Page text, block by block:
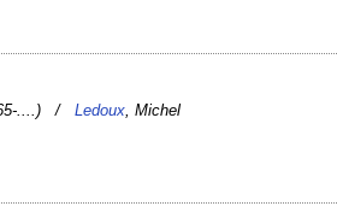
....) /Ledoux , Michel